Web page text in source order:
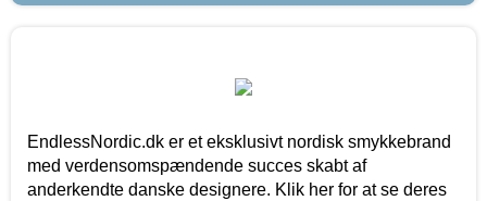
EndlessNordic.dk er et eksklusivt nordisk smykkebrand
med verdensomspændende succes skabt af
anderkendte danske designere. Klik her for at se deres